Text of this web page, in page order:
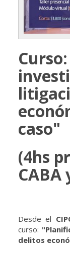
caso"
(4hs
CABA
Desde el
curso:
delitos